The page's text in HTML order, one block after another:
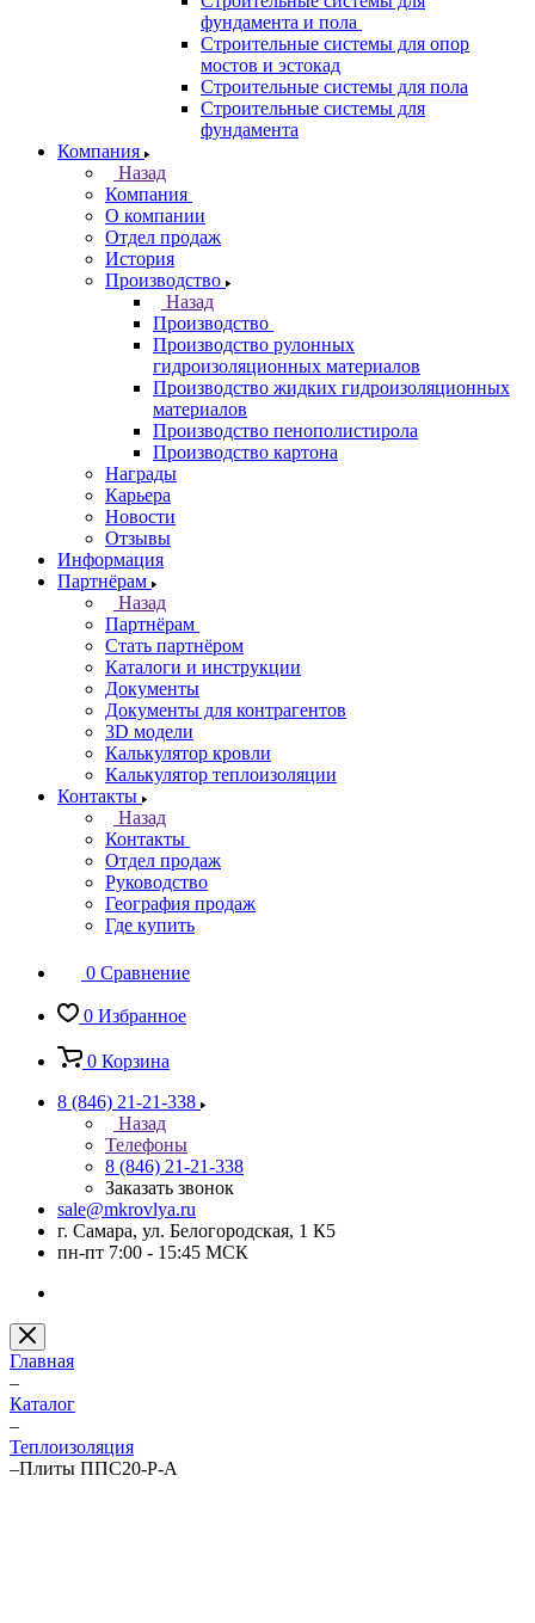
фундамента и пола
Строительные системы для опор
мостов и эстокад
Строительные системы для пола
Строительные системы для
фундамента
Компания
Назад
Компания
О компании
Отдел продаж
История
Производство
Назад
Производство
Производство рулонных
гидроизоляционных материалов
Производство жидких гидроизоляционных
материалов
Производство пенополистирола
Производство картона
Награды
Карьера
Новости
Отзывы
Информация
Партнёрам
Назад
Партнёрам
Стать партнёром
Каталоги и инструкции
Документы
Документы для контрагентов
3D модели
Калькулятор кровли
Калькулятор теплоизоляции
Контакты
Назад
Контакты
Отдел продаж
Руководство
География продаж
Где купить
0 Сравнение
0 Избранное
0 Корзина
8 (846) 21-21-338
Назад
Телефоны
8 (846) 21-21-338
Заказать звонок
sale@mkrovlya.ru
г. Самара, ул. Белогородская, 1 К5
пн-пт 7:00 - 15:45 МСК
Главная
–
Каталог
–
Теплоизоляция
–Плиты ППС20-Р-А